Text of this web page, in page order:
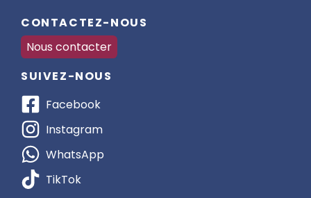
CONTACTEZ-NOUS
Nous contacter
SUIVEZ-NOUS
Facebook
Instagram
WhatsApp
TikTok